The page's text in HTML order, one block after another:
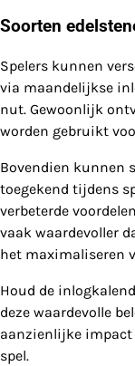
Soorten
Spelers kunnen
via maandelijkse
nut. Gewoonlijk
worden gebruikt
Bovendien kunnen
toegekend tijdens
verbeterde
vaak waardevoller
het maximaliseren
Houd de
deze waardevolle
aanzienlijke
spel.